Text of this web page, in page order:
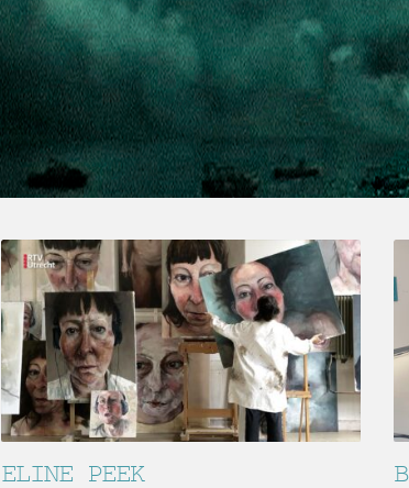
ELINE PEEK